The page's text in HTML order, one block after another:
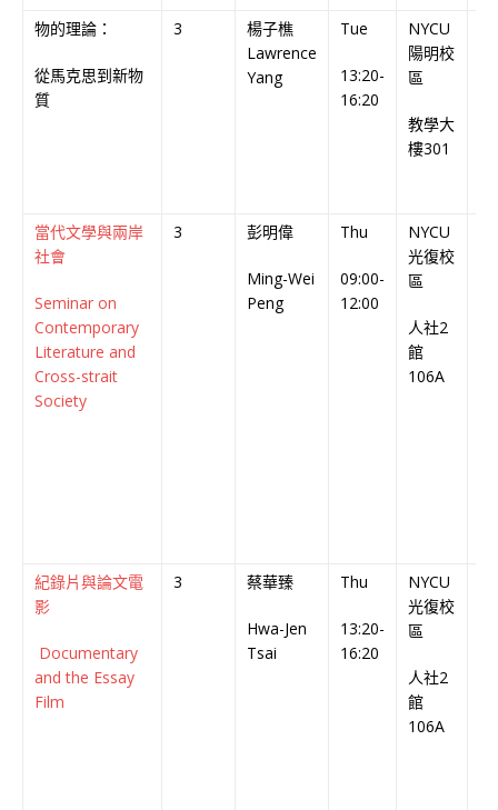
物的理論：
從馬克思到新物
質
3
楊子樵
Lawrence
Yang
Tue
13:20-
16:20
NYCU
陽明校
區
教學大
樓301
當代文學與兩岸
社會
Seminar on
Contemporary
Literature and
Cross-strait
Society
3 彭明偉
Ming-Wei
Peng
Thu
09:00-
12:00
NYCU
光復校
區
人社2
館
106A
紀錄片與論文電
影
Documentary
and the Essay
Film
3 蔡華臻
Hwa-Jen
Tsai
Thu
13:20-
16:20
NYCU
光復校
區
人社2
館
106A